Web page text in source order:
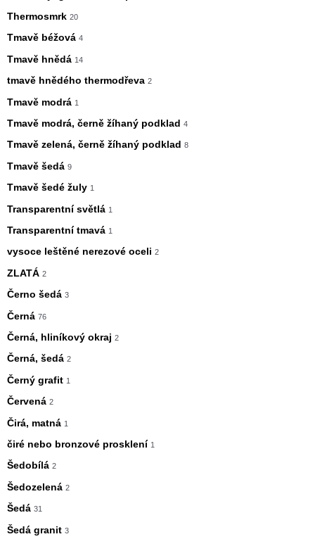
Thermosmrk 20
Tmavě béžová 4
Tmavě hnědá 14
tmavě hnědého thermodřeva 2
Tmavě modrá 1
Tmavě modrá, černě žíhaný podklad 4
Tmavě zelená, černě žíhaný podklad 8
Tmavě šedá 9
Tmavě šedé žuly 1
Transparentní světlá 1
Transparentní tmavá 1
vysoce leštěné nerezové oceli 2
ZLATÁ 2
Černo šedá 3
Černá 76
Černá, hliníkový okraj 2
Černá, šedá 2
Černý grafit 1
Červená 2
Čirá, matná 1
čiré nebo bronzové prosklení 1
Šedobílá 2
Šedozelená 2
Šedá 31
Šedá granit 3